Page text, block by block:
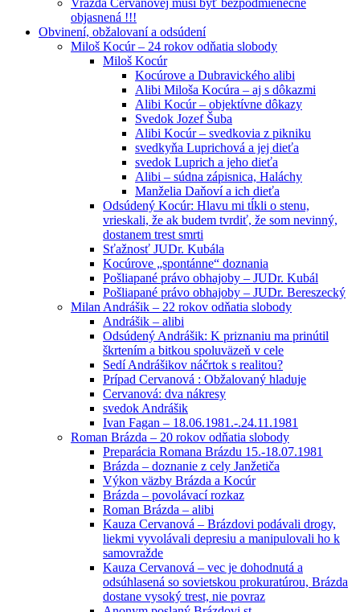
objasnená !!!
Obvinení, obžalovaní a odsúdení
Miloš Kocúr – 24 rokov odňatia slobody
Miloš Kocúr
Kocúrove a Dubravického alibi
Alibi Miloša Kocúra – aj s dôkazmi
Alibi Kocúr – objektívne dôkazy
Svedok Jozef Šuba
Alibi Kocúr – svedkovia z pikniku
svedkyňa Luprichová a jej dieťa
svedok Luprich a jeho dieťa
Alibi – súdna zápisnica, Haláchy
Manželia Daňoví a ich dieťa
Odsúdený Kocúr: Hlavu mi tĺkli o stenu,
vrieskali, že ak budem tvrdiť, že som nevinný,
dostanem trest smrti
Sťažnosť JUDr. Kubála
Kocúrove „spontánne“ doznania
Pošliapané právo obhajoby – JUDr. Kubál
Pošliapané právo obhajoby – JUDr. Bereszecký
Milan Andrášik – 22 rokov odňatia slobody
Andrášik – alibi
Odsúdený Andrášik: K priznaniu ma prinútil
škrtením a bitkou spoluväzeň v cele
Sedí Andrášikov náčrtok s realitou?
Prípad Cervanová : Obžalovaný hladuje
Cervanová: dva nákresy
svedok Andrášik
Ivan Fagan – 18.06.1981.-.24.11.1981
Roman Brázda – 20 rokov odňatia slobody
Preparácia Romana Brázdu 15.-18.07.1981
Brázda – doznanie z cely Janžetiča
Výkon väzby Brázda a Kocúr
Brázda – povolávací rozkaz
Roman Brázda – alibi
Kauza Cervanová – Brázdovi podávali drogy,
liekmi vyvolávali depresiu a manipulovali ho k
samovražde
Kauza Cervanová – vec je dohodnutá a
odsúhlasená so sovietskou prokuratúrou, Brázda
dostane vysoký trest, nie povraz